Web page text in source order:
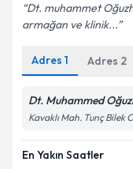
Dt. muhammet
armağan ve klinik...
Adres 1 Adres 2
Dt. Muhammed
Kavaklı Mah. Tunç Bilek
En Yakın Saatler